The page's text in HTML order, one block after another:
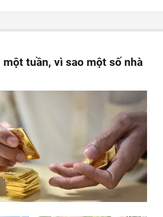
tuần, vì sao một số nhà